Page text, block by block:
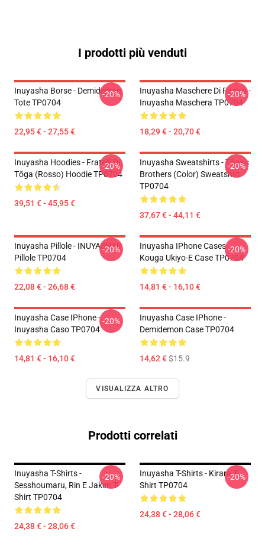
I prodotti più venduti
Inuyasha Borse - Demidemon
Tote TP0704
22,95 € - 27,55 €
-20%
Inuyasha Maschere Di Faccia -
Inuyasha Maschera TP0704
18,29 € - 20,70 €
-20%
Inuyasha Hoodies - Fratelli Di
Tōga (rosso) Hoodie TP0704
39,51 € - 45,95 €
-20%
Inuyasha Sweatshirts - Tōga's
Brothers (color) Sweatshirt
TP0704
37,67 € - 44,11 €
-20%
Inuyasha Pillole - INUYASHA!!
Pillole TP0704
22,08 € - 26,68 €
-20%
Inuyasha IPhone Cases -
Kouga Ukiyo-E Case TP0704
14,81 € - 16,10 €
-20%
Inuyasha Case IPhone -
Inuyasha Caso TP0704
14,81 € - 16,10 €
-20%
Inuyasha Case IPhone -
Demidemon Case TP0704
14,62 €$15.9
VISUALIZZA ALTRO
Prodotti correlati
Inuyasha T-Shirts -
Sesshoumaru, Rin E Jaken T-
Shirt TP0704
24,38 € - 28,06 €
-20%
Inuyasha T-Shirts - Kirara T-
Shirt TP0704
24,38 € - 28,06 €
-20%